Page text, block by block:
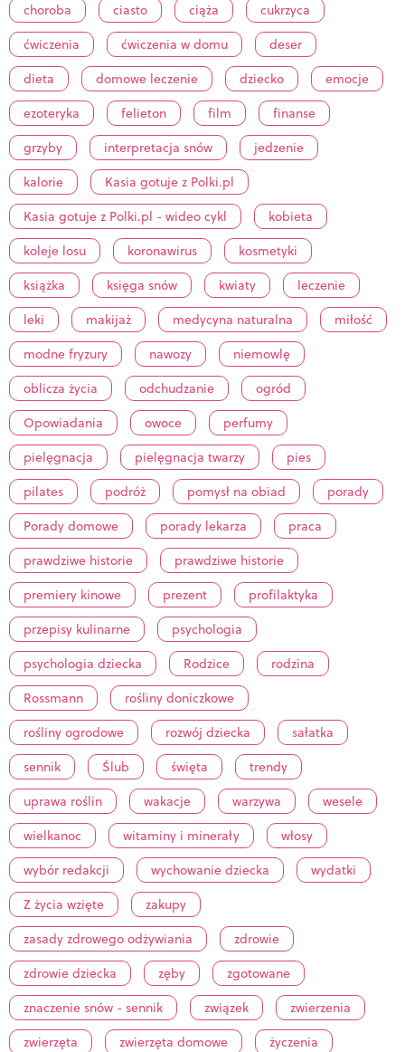
choroba
ciasto ciąża
cukrzyca
ćwiczenia
ćwiczenia w domu
deser
dieta
domowe leczenie dziecko
emocje
ezoteryka
felieton film
finanse
grzyby
interpretacja snów
jedzenie
kalorie
Kasia gotuje z Polki.pl
Kasia gotuje z Polki.pl - wideo cykl
kobieta
koleje losu
koronawirus
kosmetyki
książka
księga snów kwiaty
leczenie
leki
makijaż medycyna naturalna
miłość
modne fryzury
nawozy
niemowlę
oblicza życia
odchudzanie
ogród
Opowiadania
owoce
perfumy
pielęgnacja
pielęgnacja twarzy
pies
pilates
podróż pomysł na obiad
porady
Porady domowe
porady lekarza
praca
prawdziwe historie
prawdziwe historie
premiery kinowe
prezent
profilaktyka
przepisy kulinarne
psychologia
psychologia dziecka
Rodzice
rodzina
Rossmann
rośliny doniczkowe
rośliny ogrodowe
rozwój dziecka
sałatka
sennik
Ślub święta
trendy
uprawa roślin
wakacje warzywa
wesele
wielkanoc
witaminy i minerały
włosy
wybór redakcji
wychowanie dziecka
wydatki
Z życia wzięte
zakupy
zasady zdrowego odżywiania
zdrowie
zdrowie dziecka
zęby
zgotowane
znaczenie snów - sennik
związek
zwierzenia
zwierzęta
zwierzęta domowe życzenia